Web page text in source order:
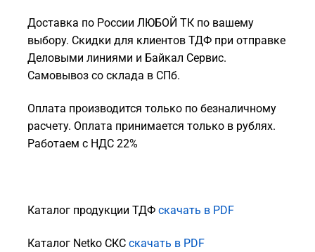
Доставка по России ЛЮБОЙ ТК по вашему
выбору. Скидки для клиентов ТДФ при отправке
Деловыми линиями и Байкал Сервис.
Самовывоз со склада в СПб.
Оплата производится только по безналичному
расчету. Оплата принимается только в рублях.
Работаем с НДС 22%
Каталог продукции ТДФ скачать в PDF
Каталог Netko СКС скачать в PDF